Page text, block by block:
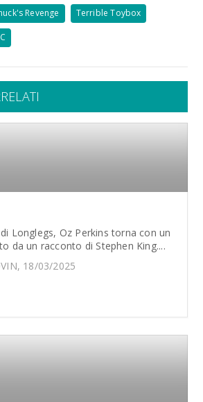
Revenge Terrible Toybox
Longlegs, Oz Perkins torna con un
da un racconto di Stephen King....
18/03/2025